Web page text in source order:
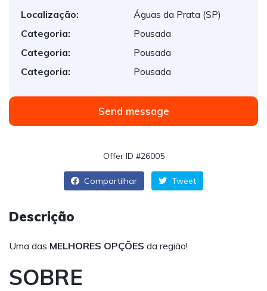
Localização:
Águas da Prata (SP)
Categoria:
Pousada
Categoria:
Pousada
Categoria:
Pousada
Send message
Offer ID #26005
Compartilhar Tweet
Descrição
Uma das MELHORES OPÇÕES da região!
SOBRE